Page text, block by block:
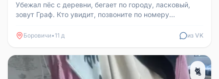
Убежал пёс с деревни, бегает по городу, ласковый,
зовут Граф. Кто увидит, позвоните по номеру
Боровичи•11 д из VK
🐈